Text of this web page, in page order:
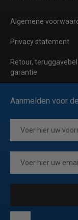
Algemene
Privacy statement
Retour,
garantie
Aanmelden voor